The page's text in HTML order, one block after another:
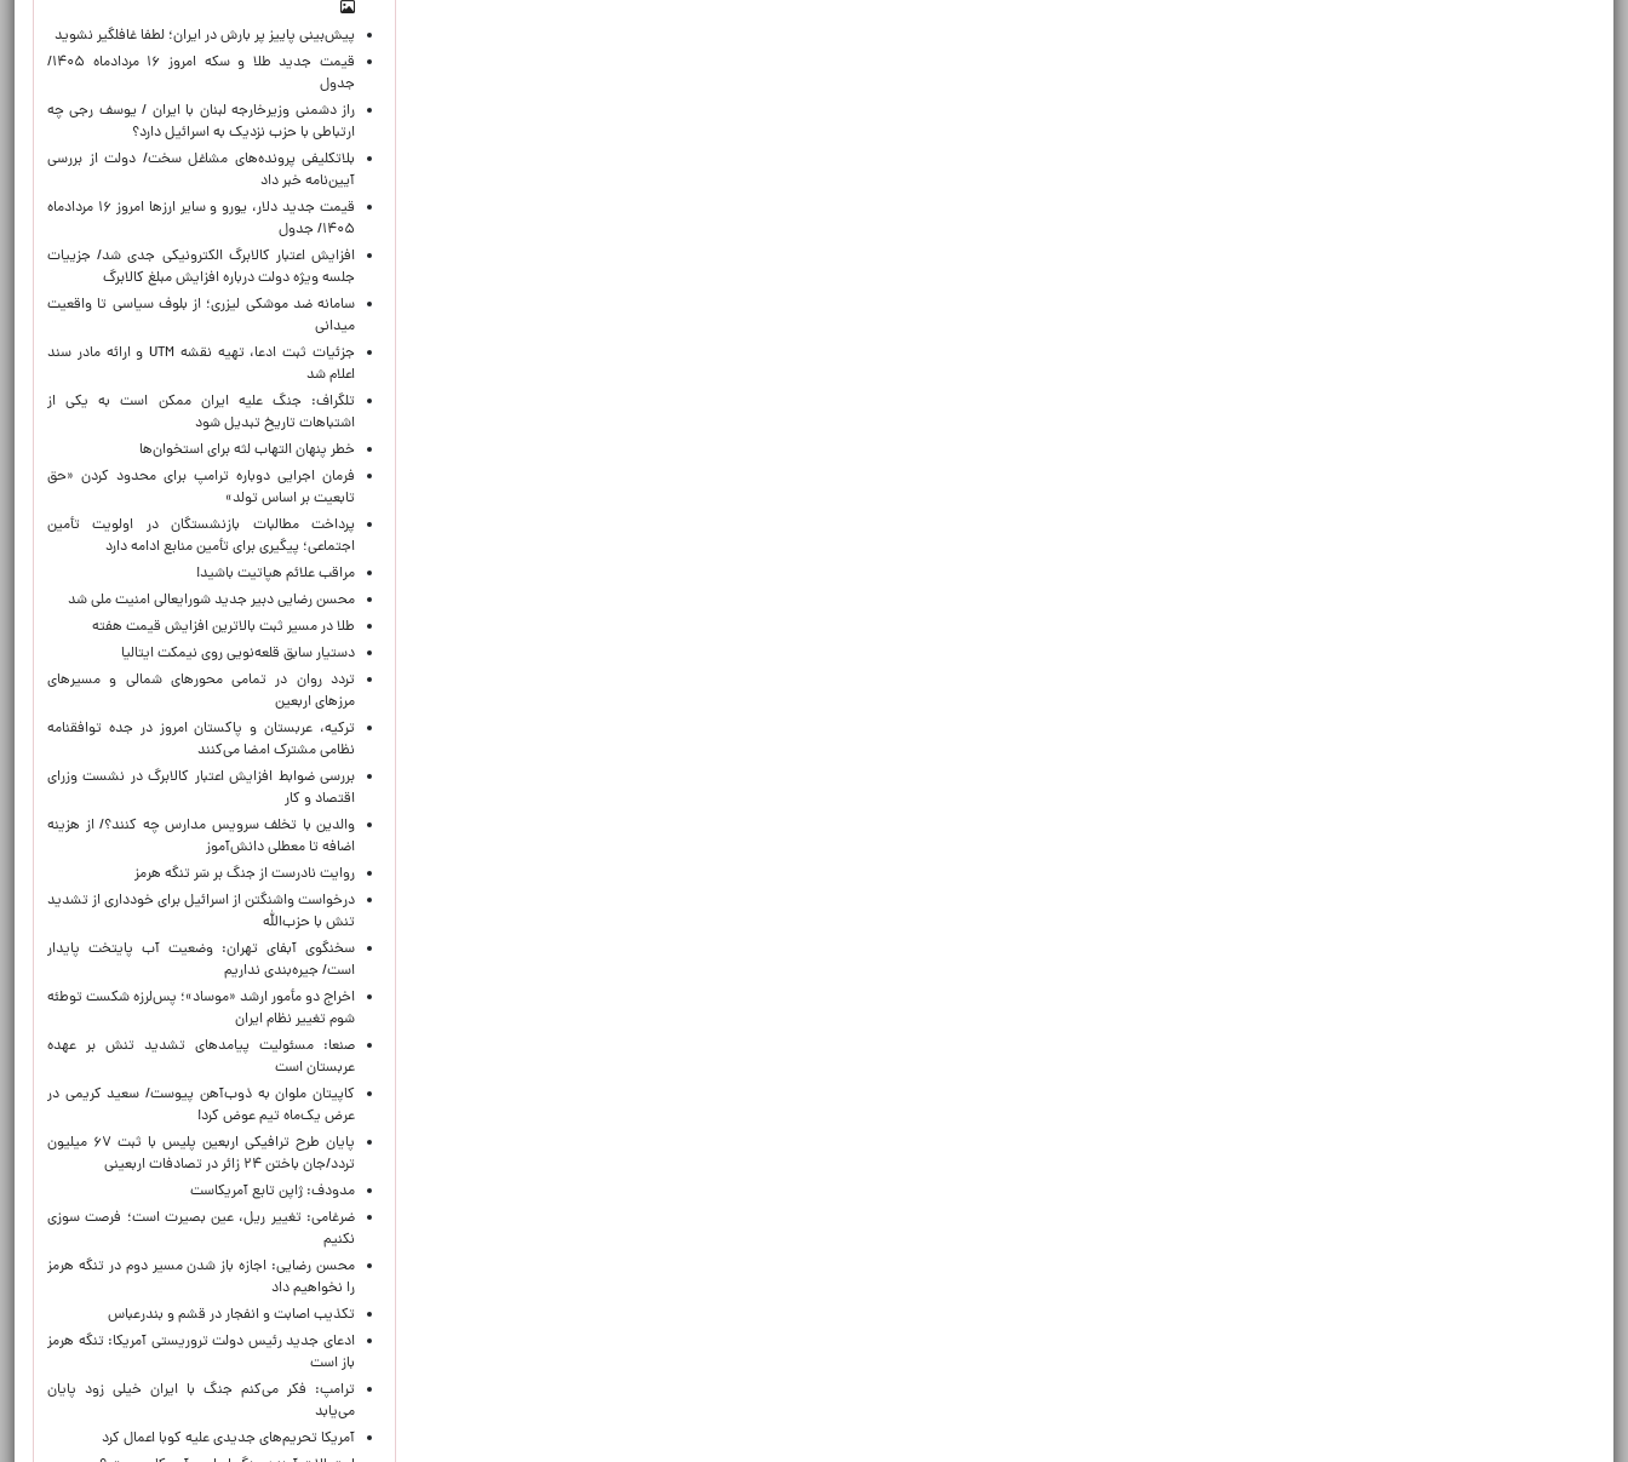
پیش‌بینی پاییز پر بارش در ایران؛ لطفا غافلگیر نشوید
قیمت جدید طلا و سکه امروز ۱۶ مردادماه ۱۴۰۵/
جدول
راز دشمنی وزیرخارجه لبنان با ایران / یوسف رجی چه
ارتباطی با حزب نزدیک به اسرائیل دارد؟
بلاتکلیفی پرونده‌های مشاغل سخت/ دولت از بررسی
آیین‌نامه خبر داد
قیمت جدید دلار، یورو و سایر ارزها امروز ۱۶ مردادماه
۱۴۰۵/ جدول
افزایش اعتبار کالابرگ الکترونیکی جدی شد/ جزییات
جلسه ویژه دولت درباره افزایش مبلغ کالابرگ
سامانه ضد موشکی لیزری؛ از بلوف سیاسی تا واقعیت
میدانی
جزئیات ثبت ادعا، تهیه نقشه UTM و ارائه مادر سند
اعلام شد
تلگراف: جنگ علیه ایران ممکن است به یکی از
اشتباهات تاریخ تبدیل شود
خطر پنهان التهاب لثه برای استخوان‌ها
فرمان اجرایی دوباره ترامپ برای محدود کردن «حق
تابعیت بر اساس تولد»
پرداخت مطالبات بازنشستگان در اولویت تأمین
اجتماعی؛ پیگیری برای تأمین منابع ادامه دارد
مراقب علائم هپاتیت باشید!
محسن رضایی دبیر جدید شورایعالی امنیت ملی شد
طلا در مسیر ثبت بالاترین افزایش قیمت هفته
دستیار سابق قلعه‌نویی روی نیمکت ایتالیا
تردد روان در تمامی محورهای شمالی و مسیرهای
مرزهای اربعین
ترکیه، عربستان و پاکستان امروز در جده توافقنامه
نظامی مشترک امضا می‌کنند
بررسی ضوابط افزایش اعتبار کالابرگ در نشست وزرای
اقتصاد و کار
والدین با تخلف سرویس مدارس چه کنند؟/ از هزینه
اضافه تا معطلی دانش‌آموز
روایت نادرست از جنگ بر سَر تنگه هرمز
درخواست واشنگتن از اسرائیل برای خودداری از تشدید
تنش با حزب‌الله
سخنگوی آبفای تهران: وضعیت آب پایتخت پایدار
است/ جیره‌بندی نداریم
اخراج دو مأمور ارشد «موساد»؛ پس‌لرزه شکست توطئه
شوم تغییر نظام ایران
صنعا: مسئولیت پیامدهای تشدید تنش بر عهده
عربستان است
کاپیتان ملوان به ذوب‌آهن پیوست/ سعید کریمی در
عرض یک‌ماه تیم عوض کرد!
پایان طرح ترافیکی اربعین پلیس با ثبت ۶۷ میلیون
تردد/جان باختن ۲۴ زائر در تصادفات اربعینی
مدودف: ژاپن تابع آمریکاست
ضرغامی: تغییر ریل، عین بصیرت است؛ فرصت سوزی
نکنیم
محسن رضایی: اجازه باز شدن مسیر دوم در تنگه هرمز
را نخواهیم داد
تکذیب اصابت و انفجار در قشم و بندرعباس
ادعای جدید رئیس دولت تروریستی آمریکا: تنگه هرمز
باز است
ترامپ: فکر می‌کنم جنگ با ایران خیلی زود پایان
می‌یابد
آمریکا تحریم‌های جدیدی علیه کوبا اعمال کرد